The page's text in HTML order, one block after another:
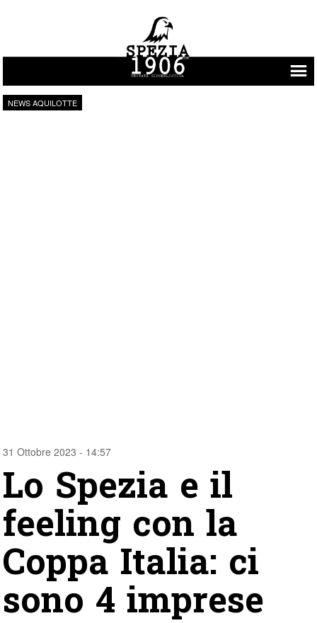
Vai al contenuto
NEWS AQUILOTTE
31 Ottobre 2023 - 14:57
Lo Spezia e il
feeling con la
Coppa Italia: ci
sono 4 imprese